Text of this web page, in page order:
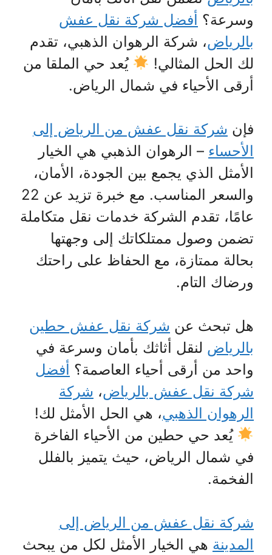
وسرعة؟ أفضل شركة نقل عفش
بالرياض، شركة الرهوان الذهبي، تقدم
لك الحل المثالي!
يُعد حي الملقا من
أرقى الأحياء في شمال الرياض.
فإن شركة نقل عفش من الرياض إلى
الأحساء – الرهوان الذهبي هي الخيار
الأمثل الذي يجمع بين الجودة، الأمان،
والسعر المناسب. مع خبرة تزيد عن 22
عامًا، تقدم الشركة خدمات نقل متكاملة
تضمن وصول ممتلكاتك إلى وجهتها
بحالة ممتازة، مع الحفاظ على راحتك
ورضاك التام.
هل تبحث عن شركة نقل عفش حطين
بالرياض لنقل أثاثك بأمان وسرعة في
واحد من أرقى أحياء العاصمة؟ أفضل
شركة نقل عفش بالرياض، شركة
الرهوان الذهبي، هي الحل الأمثل لك!
يُعد حي حطين من الأحياء الفاخرة
في شمال الرياض، حيث يتميز بالفلل
الفخمة.
شركة نقل عفش من الرياض إلى
المدينة هي الخيار الأمثل لكل من يبحث